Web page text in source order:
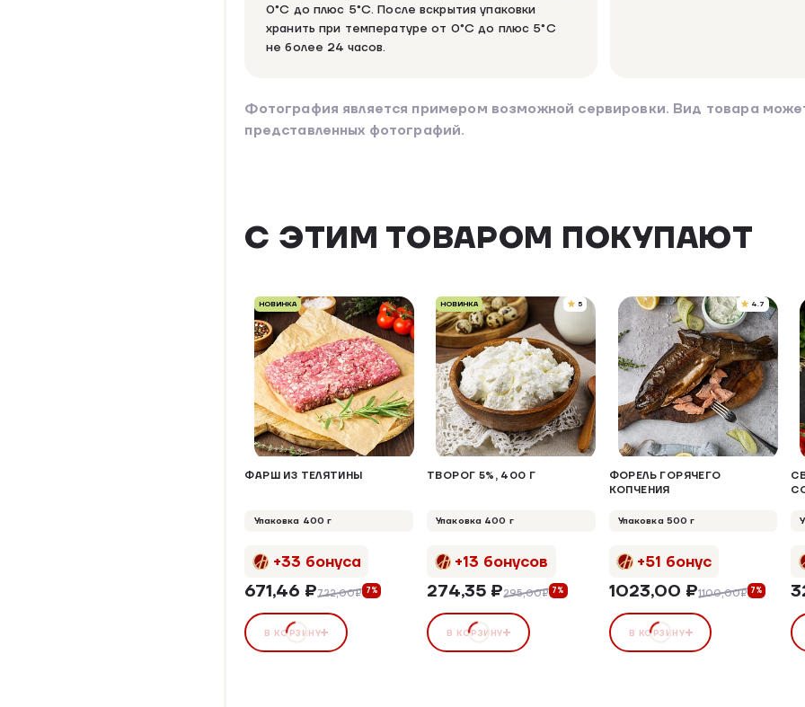
0°C до плюс 5°C. После вскрытия упаковки
хранить при температуре от 0°C до плюс 5°C
не более 24 часов.
Фотография является примером возможной сервировки. Вид товара
представленных фотографий.
С ЭТИМ ТОВАРОМ ПОКУПАЮТ
НОВИНКА
ФАРШ ИЗ ТЕЛЯТИНЫ
Упаковка 400 г
+33 бонуса
671,46 ₽722,00₽ 7%
В КОРЗИНУ
НОВИНКА 5
ТВОРОГ 5%, 400 Г
Упаковка 400 г
+13 бонусов
274,35 ₽295,00₽ 7%
В КОРЗИНУ
4.7
ФОРЕЛЬ ГОРЯЧЕГО
КОПЧЕНИЯ
Упаковка 500 г
+51 бонус
1023,00 ₽1100,00₽ 7%
В КОРЗИНУ